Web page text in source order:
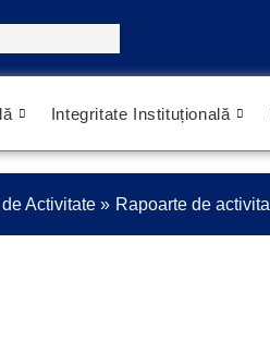
Integritate Instituțională
Activitate Rapoarte de